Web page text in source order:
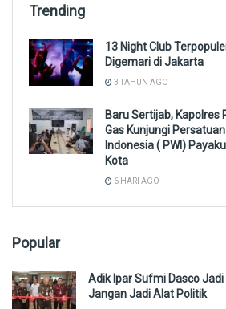
Trending
13 Night Club
Digemari di Jakarta
3 TAHUN AGO
Baru Sertijab, Kapolres
Gas Kunjungi
Indonesia ( PWI)
Kota
6 HARI AGO
Popular
Adik Ipar Sufmi Dasco
Jangan Jadi Alat Politik